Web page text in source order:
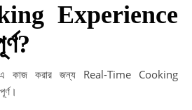
Experience
কাজ করার জন্য Real-Time Cooking